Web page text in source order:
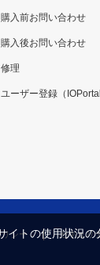
購入前お問い合わせ
購入後お問い合わせ
修理
ユーザー登録（IOPortal
シー セキュリ
トの使用状況